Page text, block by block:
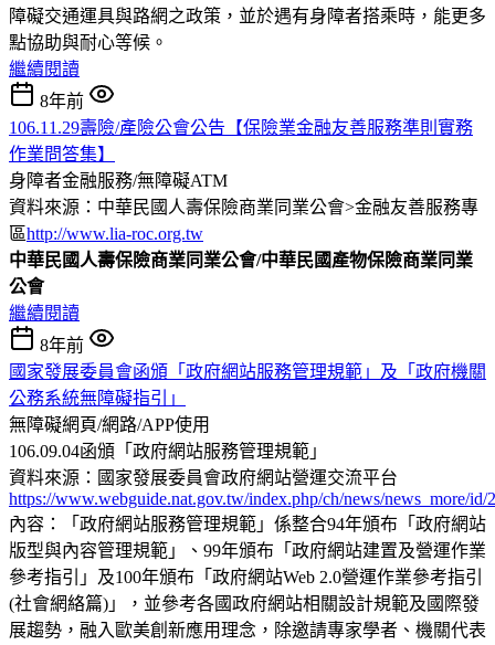
障礙交通運具與路網之政策，並於遇有身障者搭乘時，能更多
點協助與耐心等候。
繼續閱讀
8年前
106.11.29壽險/產險公會公告【保險業金融友善服務準則實務
作業問答集】
身障者金融服務/無障礙ATM
資料來源：中華民國人壽保險商業同業公會>金融友善服務專
區http://www.lia-roc.org.tw
中華民國人壽保險商業同業公會/中華民國產物保險商業同業
公會
繼續閱讀
8年前
國家發展委員會函頒「政府網站服務管理規範」及「政府機關
公務系統無障礙指引」
無障礙網頁/網路/APP使用
106.09.04函頒「政府網站服務管理規範」
資料來源：國家發展委員會政府網站營運交流平台
https://www.webguide.nat.gov.tw/index.php/ch/news/news_more/id/
內容：「政府網站服務管理規範」係整合94年頒布「政府網站
版型與內容管理規範」、99年頒布「政府網站建置及營運作業
參考指引」及100年頒布「政府網站Web 2.0營運作業參考指引
(社會網絡篇)」，並參考各國政府網站相關設計規範及國際發
展趨勢，融入歐美創新應用理念，除邀請專家學者、機關代表